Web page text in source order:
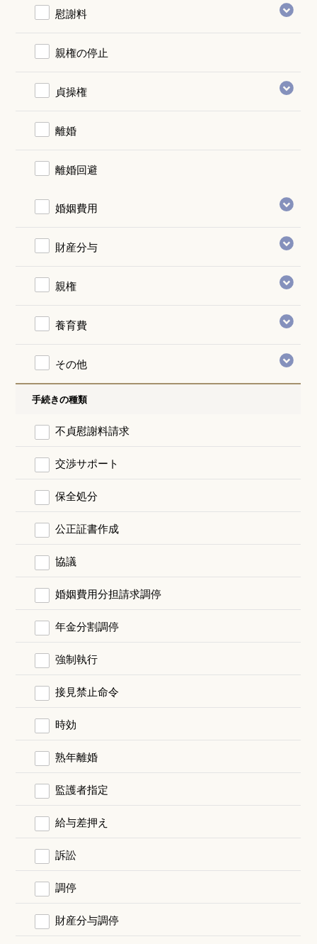
慰謝料
親権の停止
貞操権
離婚
離婚回避
婚姻費用
財産分与
親権
養育費
その他
手続きの種類
不貞慰謝料請求
交渉サポート
保全処分
公正証書作成
協議
婚姻費用分担請求調停
年金分割調停
強制執行
接見禁止命令
時効
熟年離婚
監護者指定
給与差押え
訴訟
調停
財産分与調停